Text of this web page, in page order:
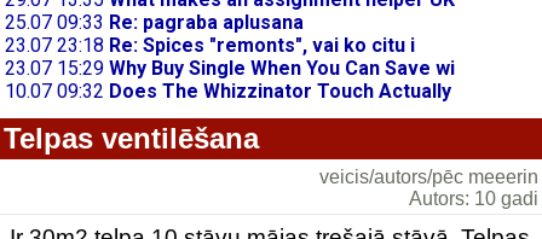
Telpas ventilēšana
veicis/autors/pēc meeerin
Autors: 10 gadi